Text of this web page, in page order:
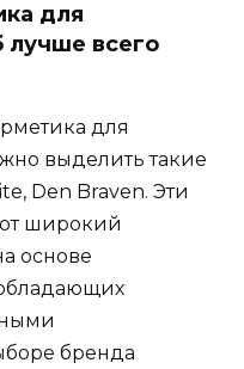
для
лучше всего
для
выделить такие
Den Braven. Эти
широкий
основе
бренда